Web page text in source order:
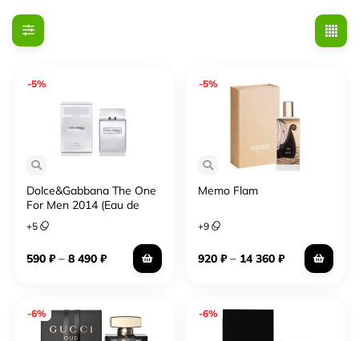
-5%
Dolce&Gabbana The One
For Men 2014 (Eau de
Toilette)
+5
590 ₽– 8 490 ₽
-5%
Memo Flam
+9
920 ₽– 14 360 ₽
-6% -6%